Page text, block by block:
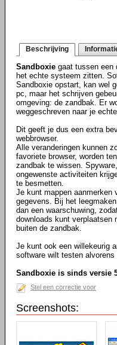
Beschrijving
Sandboxie gaat tussen een
het echte systeem zitten.
Sandboxie opstart, kan wel
pc, maar het schrijven
omgeving: de zandbak. Er
weggeschreven naar je
Dit geeft je dus een extra
webbrowser.
Alle veranderingen kunnen
favoriete browser, worden
zandbak te wissen.
ongewenste activiteiten
te besmetten.
Je kunt mappen aanmerken
gegevens. Bij het
dan een waarschuwing,
downloads kunt verplaatsen
buiten de zandbak.
Je kunt ook een willekeurig
software wilt testen
Sandboxie is sinds versie
Stel een correctie voor
Screenshots: